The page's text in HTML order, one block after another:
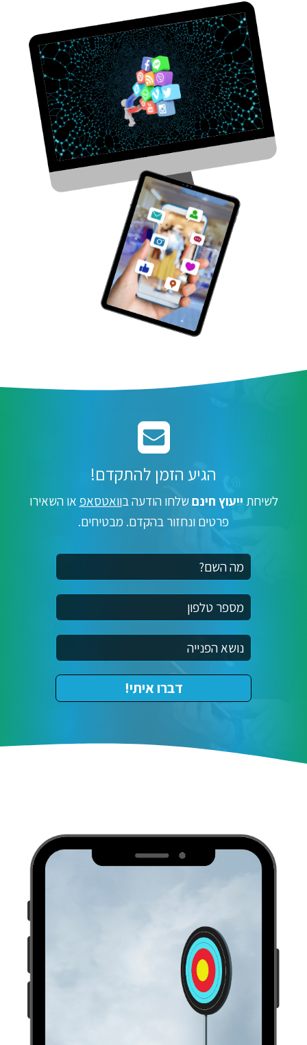
הגיע הזמן להתקדם!
לשיחת ייעוץ חינםשלחו הודעה בוואטסאפ או השאירו
פרטים ונחזור בהקדם. מבטיחים.